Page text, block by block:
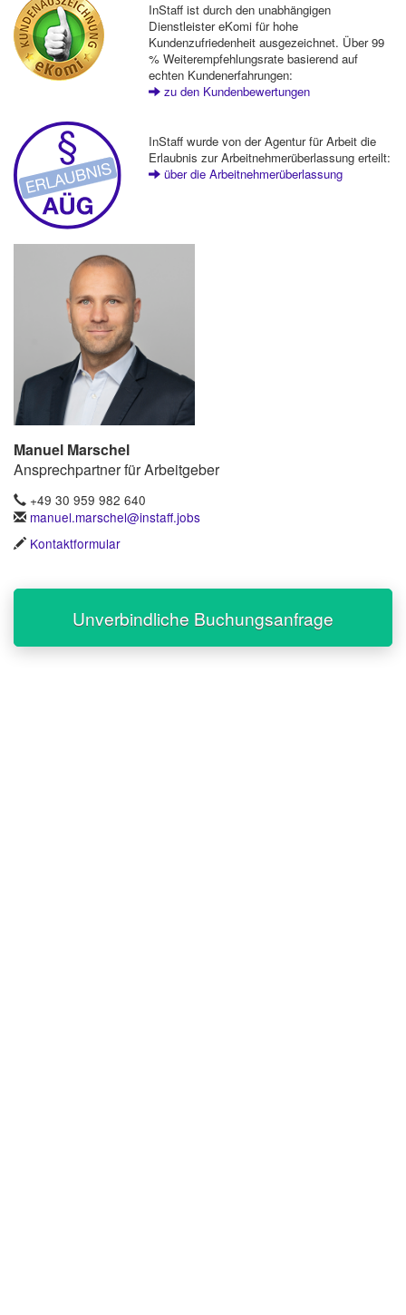
InStaff ist durch den unabhängigen
Dienstleister eKomi für hohe
Kundenzufriedenheit ausgezeichnet. Über 99
% Weiterempfehlungsrate basierend auf
echten Kundenerfahrungen:
zu den Kundenbewertungen
InStaff wurde von der Agentur für Arbeit die
Erlaubnis zur Arbeitnehmerüberlassung erteilt:
über die Arbeitnehmerüberlassung
Manuel Marschel
Ansprechpartner für Arbeitgeber
+49 30 959 982 640
manuel.marschel@instaff.jobs
Kontaktformular
Unverbindliche Buchungsanfrage